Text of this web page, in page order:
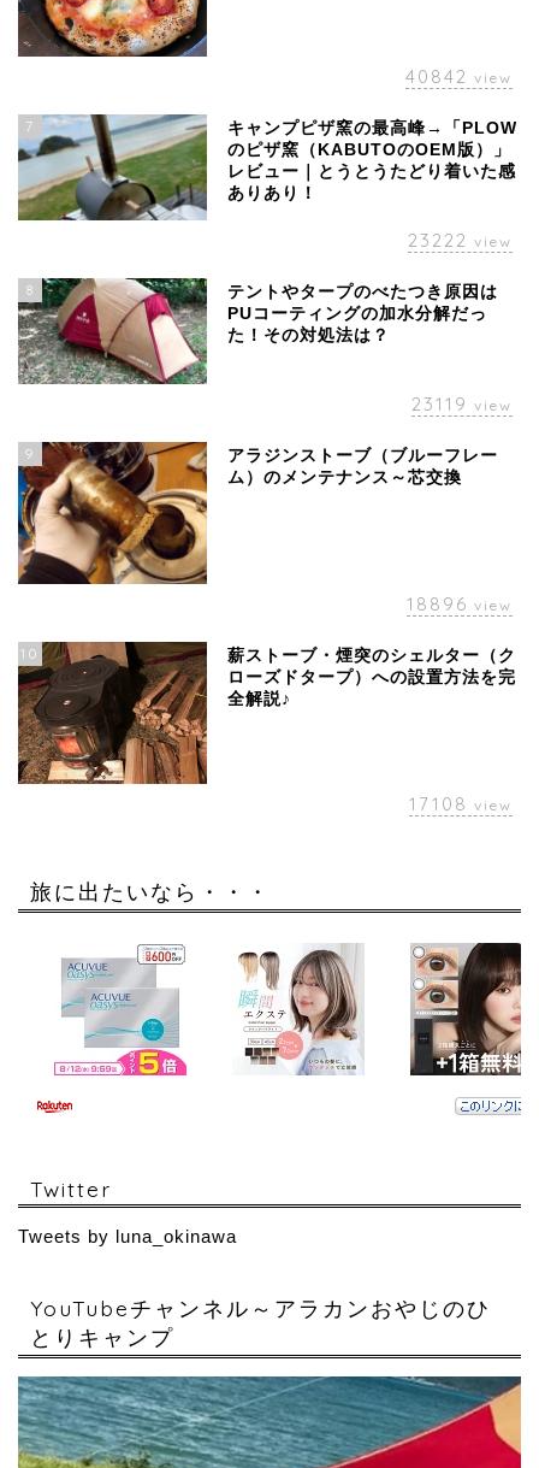
40842 view
7
キャンプピザ窯の最高峰→「PLOW
のピザ窯（KABUTOのOEM版）」
レビュー｜とうとうたどり着いた感
ありあり！
23222 view
8
テントやタープのべたつき原因は
PUコーティングの加水分解だっ
た！その対処法は？
23119 view
9
アラジンストーブ（ブルーフレー
ム）のメンテナンス～芯交換
18896 view
10
薪ストーブ・煙突のシェルター（ク
ローズドタープ）への設置方法を完
全解説♪
17108 view
旅に出たいなら・・・
Twitter
Tweets by luna_okinawa
YouTubeチャンネル～アラカンおやじのひ
とりキャンプ